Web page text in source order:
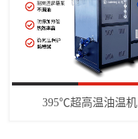
395℃超高温油温机